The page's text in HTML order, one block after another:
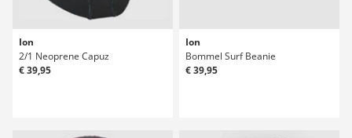
Ion
2/1 Neoprene Capuz
€ 39,95
Ion
Bommel Surf Beanie
€ 39,95